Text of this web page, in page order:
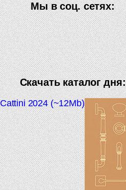
Мы в соц. сетях:
Скачать каталог дня:
2024 (~12Mb)